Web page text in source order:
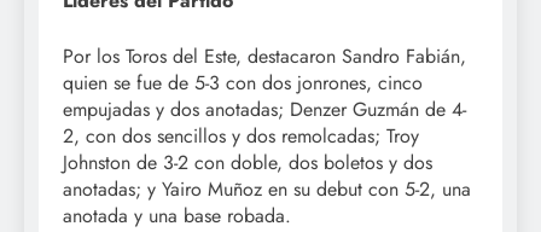
Por los Toros del Este, destacaron Sandro Fabián,
quien se fue de 5-3 con dos jonrones, cinco
empujadas y dos anotadas; Denzer Guzmán de 4-
2, con dos sencillos y dos remolcadas; Troy
Johnston de 3-2 con doble, dos boletos y dos
anotadas; y Yairo Muñoz en su debut con 5-2, una
anotada y una base robada.